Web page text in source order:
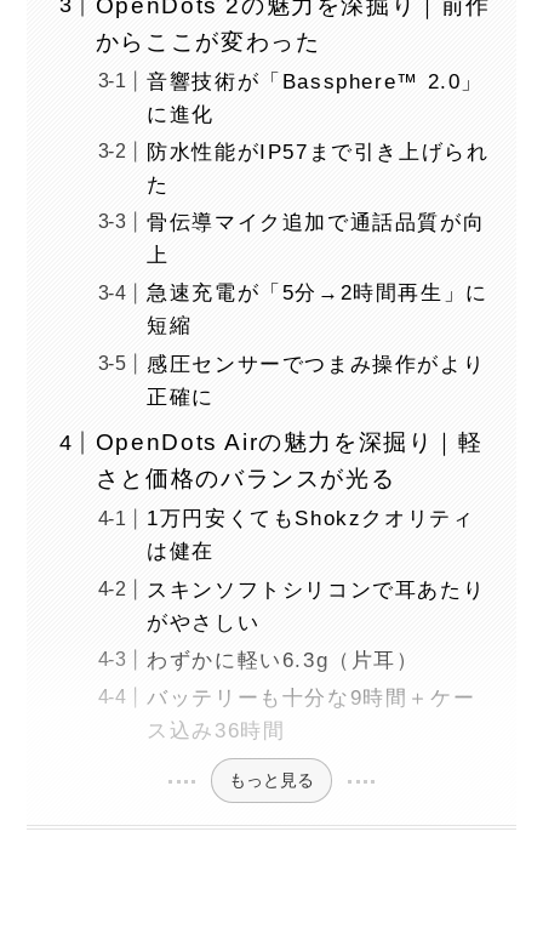
からここが変わった
音響技術が「Bassphere™ 2.0」
に進化
防水性能がIP57まで引き上げられ
た
骨伝導マイク追加で通話品質が向
上
急速充電が「5分→2時間再生」に
短縮
感圧センサーでつまみ操作がより
正確に
OpenDots Airの魅力を深掘り｜軽
さと価格のバランスが光る
1万円安くてもShokzクオリティ
は健在
スキンソフトシリコンで耳あたり
がやさしい
わずかに軽い6.3g（片耳）
バッテリーも十分な9時間＋ケー
ス込み36時間
もっと見る